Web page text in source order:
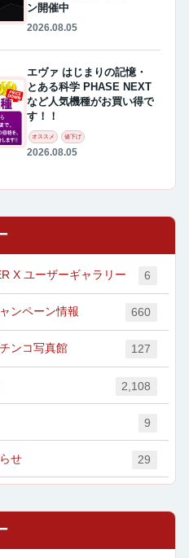
ン開催中
2026.08.05
エヴァ はじまりの記憶・
とある科学 PHASE NEXT
など人気機種がお買い得で
す！！
オススメ 値下げ
2026.08.05
X ユーザーギャラリー 6
ンペーン情報 660
ンコ写真館 127
2,108
9
せ 29